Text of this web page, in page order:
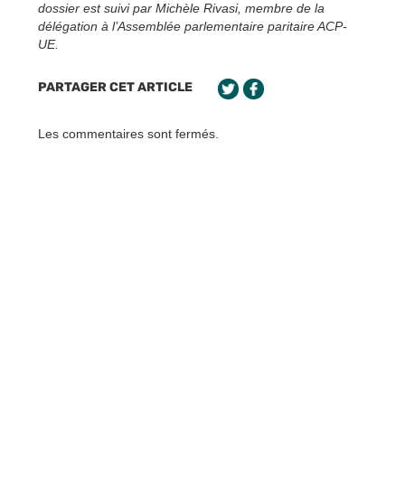
dossier est suivi par Michèle Rivasi, membre de la
délégation à l’Assemblée parlementaire paritaire ACP-
UE.
PARTAGER CET ARTICLE
Les commentaires sont fermés.